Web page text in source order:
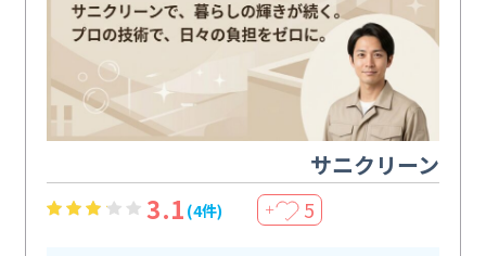
サニクリーン
3.1 (4件) ＋ 5